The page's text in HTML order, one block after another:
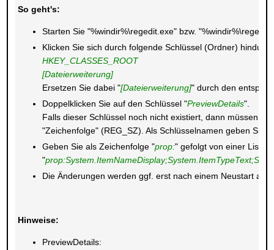
So geht's:
Starten Sie "%windir%\regedit.exe" bzw.
Klicken Sie sich durch folgende Schlüssel (Ordner)
HKEY_CLASSES_ROOT
[Dateierweiterung]
Ersetzen Sie dabei "[Dateierweiterung]" durch den
Doppelklicken Sie auf den Schlüssel "PreviewDetails".
Falls dieser Schlüssel noch nicht existiert, dann müssen
"Zeichenfolge" (REG_SZ). Als Schlüsselnamen geben Sie
Geben Sie als Zeichenfolge "prop:" gefolgt von einer Liste
"
Die Änderungen werden ggf. erst nach einem Neustart
Hinweise:
PreviewDetails: